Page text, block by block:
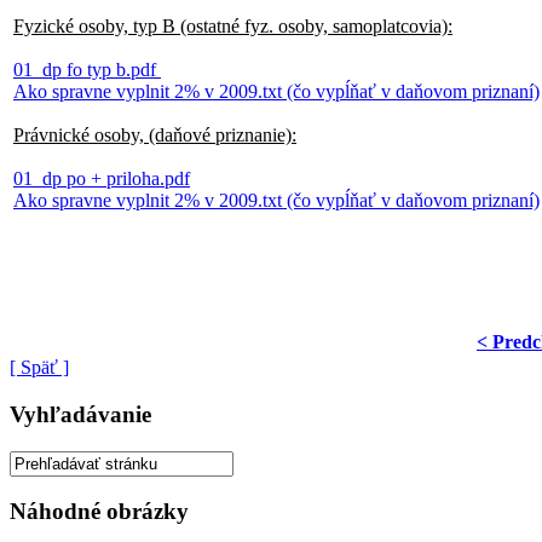
Fyzické osoby, typ B (ostatné fyz. osoby, samoplatcovia):
01_dp fo typ b.pdf
Ako spravne vyplnit 2% v 2009.txt (čo vypĺňať v daňovom priznaní)
Právnické osoby, (daňové priznanie):
01_dp po + priloha.pdf
Ako spravne vyplnit 2% v 2009.txt (čo vypĺňať v daňovom priznaní)
<
[ Späť ]
Vyhľadávanie
Náhodné obrázky